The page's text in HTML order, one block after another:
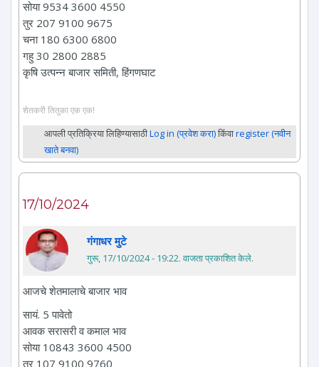
सोया 9534 3600 4550
तुर 207 9100 9675
चना 180 6300 6800
गहु 30 2800 2885
कृषि उत्पन्न बाजार समिती, हिंगणघाट
शेतकरी तितुका एक एक!
आपली प्रतिक्रिया लिहिण्यासाठीLog in (प्रवेश करा)किंवाregister (नवीन
खाते बनवा)
17/10/2024
गंगाधर मुटे
गुरू, 17/10/2024 - 19:22. वाजता प्रकाशित केले.
आजचे शेतमालाचे बाजार भाव
सायं. 5 पावेतो
आवक सरासरी व कमाल भाव
सोया 10843 3600 4500
तुर 107 9100 9760